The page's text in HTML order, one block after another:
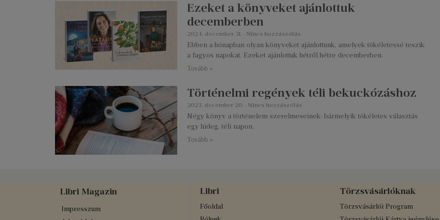
Ezeket a könyveket ajánlottuk
decemberben
2024. december 31. Nincs hozzászólás
Ebben a hónapban olyan könyveket ajánlottunk, amelyek tökéletessé teszik
a fagyos napokat. Ezeket ajánlottuk hétről hétre decemberben.
Tovább »
Történelmi regények téli bekuckózáshoz
2023. december 20. Nincs hozzászólás
Négy könyv a történelem szerelmeseinek: bármelyik tökéletes választás
egy hideg, téli napon.
Tovább »
Libri Magazin
Impresszum
Libri
Főoldal
Törzsvásárlóknak
Törzsvásárlói Program